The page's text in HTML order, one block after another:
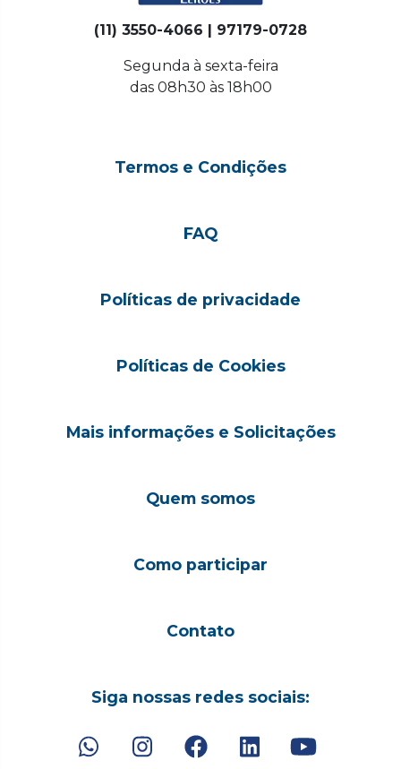
(11) 3550-4066 | 97179-0728
Segunda à sexta-feira
das 08h30 às 18h00
Termos e Condições
FAQ
Políticas de privacidade
Políticas de Cookies
Mais informações e Solicitações
Quem somos
Como participar
Contato
Siga nossas redes sociais: